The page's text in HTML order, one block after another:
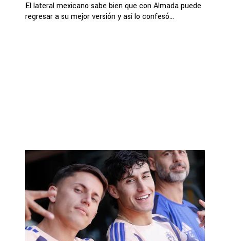
El lateral mexicano sabe bien que con Almada puede
regresar a su mejor versión y así lo confesó...